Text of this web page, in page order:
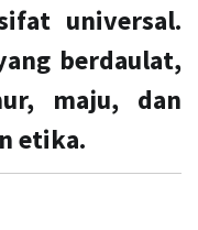
universal.
berdaulat,
maju, dan
etika.